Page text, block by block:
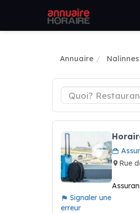
Annuaire Nalinnes
Signaler une
erreur
Rue